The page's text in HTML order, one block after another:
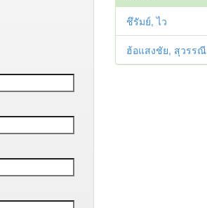
ชึรัมย์, ไว
ฮ้อแสงชัย, สุวรรณี